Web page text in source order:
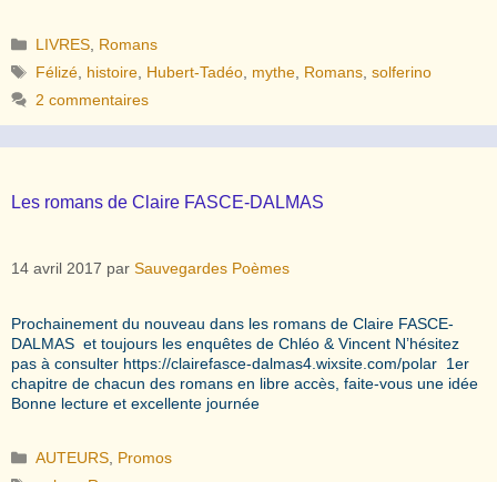
Catégories
LIVRES Romans
Étiquettes
Félizé histoire Hubert-Tadéo mythe Romans ,solferino
2 commentaires
Les romans de Claire FASCE-DALMAS
14 avril 2017 par Sauvegardes Poèmes
Prochainement du nouveau dans les romans de Claire FASCE-
DALMAS et toujours les enquêtes de Chléo & Vincent N’hésitez
pas à consulter https://clairefasce-dalmas4.wixsite.com/polar 1er
chapitre de chacun des romans en libre accès, faite-vous une idée
Bonne lecture et excellente journée
Catégories
AUTEURS Promos